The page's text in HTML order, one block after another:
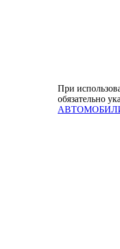
При
обязательно